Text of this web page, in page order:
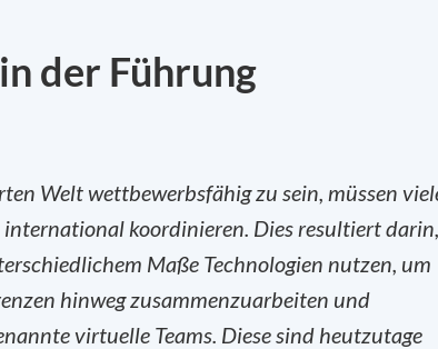
der Führung
Welt wettbewerbsfähig zu sein, müssen
koordinieren. Dies resultiert darin,
Maße Technologien nutzen, um
hinweg zusammenzuarbeiten und
virtuelle Teams. Diese sind heutzutage